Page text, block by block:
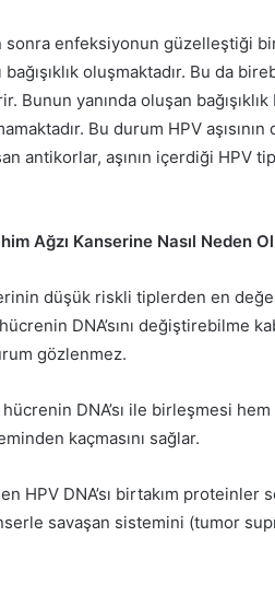
sonra enfeksiyonun güzelleştiği
bağışıklık oluşmaktadır. Bu da
Bunun yanında oluşan
Bu durum HPV
antikorlar, aşının içerdiği HPV
Ağzı Kanserine Nasıl Neden
düşük riskli tiplerden en
DNA’sını değiştirebilme
gözlenmez.
DNA’sı ile birleşmesi
kaçmasını sağlar.
HPV DNA’sı birtakım
savaşan sistemini (tumor